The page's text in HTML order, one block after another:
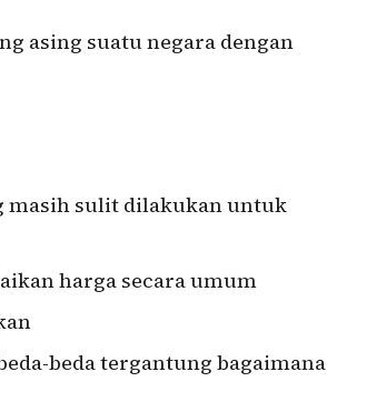
asing suatu negara dengan
masih sulit dilakukan untuk
harga secara umum
beda tergantung bagaimana